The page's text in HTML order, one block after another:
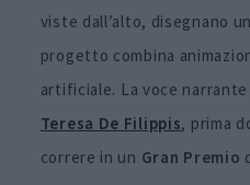
viste dall’alto, disegnano
progetto combina
artificiale. La voce
Teresa De Filippis, prima
correre in un Gran Premio